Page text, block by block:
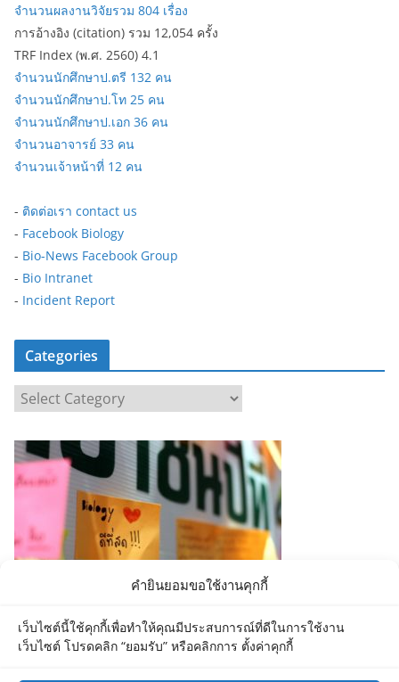
คำยินยอมขอใช้งานคุกกี้
เว็บไซต์นี้ใช้คุกกี้เพื่อทำให้คุณมีประสบการณ์ที่ดีในการใช้งาน
เว็บไซต์ โปรดคลิก “ยอมรับ” หรือคลิกการ ตั้งค่าคุกกี้
จำนวนผลงานวิจัยรวม 804 เรื่อง
การอ้างอิง (citation) รวม 12,054 ครั้ง
TRF Index (พ.ศ. 2560) 4.1
จำนวนนักศึกษาป.ตรี 132 คน
จำนวนนักศึกษาป.โท 25 คน
จำนวนนักศึกษาป.เอก 36 คน
จำนวนอาจารย์ 33 คน
จำนวนเจ้าหน้าที่ 12 คน
- ติดต่อเรา contact us
- Facebook Biology
- Bio-News Facebook Group
- Bio Intranet
- Incident Report
Categories
a
t
e
g
i